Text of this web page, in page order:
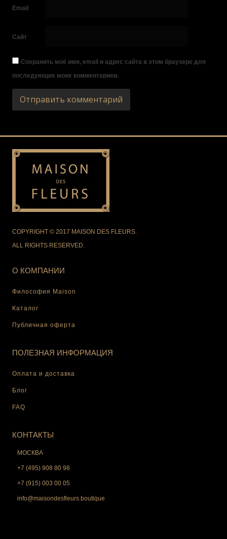
Email
Сайт
Сохранить моё имя, email и адрес сайта в этом браузере для
последующих моих комментариев.
COPYRIGHT © 2017 MAISON DES FLEURS.
ALL RIGHTS RESERVED.
О КОМПАНИИ
Философия Maison
Каталог
Публичная оферта
ПОЛЕЗНАЯ ИНФОРМАЦИЯ
Оплата и доставка
Блог
FAQ
КОНТАКТЫ
МОСКВА
+7 (495) 908 80 98
+7 (915) 003 00 05
info@maisondesfleurs.boutique